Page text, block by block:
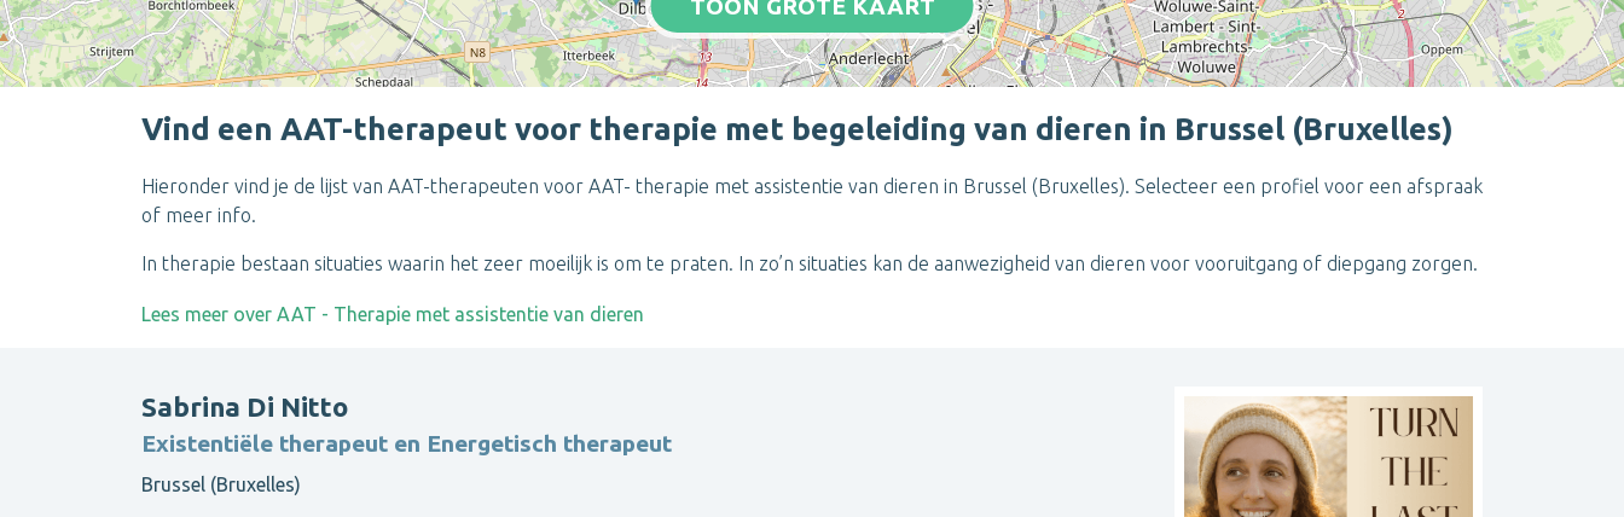
TOON GROTE KAART
Vind een AAT-therapeut voor therapie met begeleiding van dieren in Brussel (Bruxelles)
Hieronder vind je de lijst van AAT-therapeuten voor AAT- therapie met assistentie van dieren in Brussel (Bruxelles). Selecteer een profiel voor een afspraak
of meer info.
In therapie bestaan situaties waarin het zeer moeilijk is om te praten. In zo’n situaties kan de aanwezigheid van dieren voor vooruitgang of diepgang zorgen.
Lees meer over AAT - Therapie met assistentie van dieren
Sabrina Di Nitto
Existentiële therapeut en Energetisch therapeut
Brussel (Bruxelles)